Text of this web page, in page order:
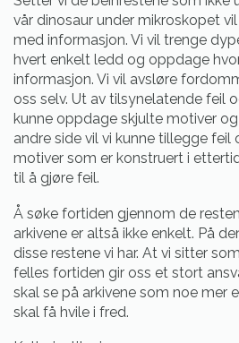
vår dinosaur under mikroskopet
med informasjon. Vi vil trenge
hvert enkelt ledd og oppdage
informasjon. Vi vil avsløre
oss selv. Ut av tilsynelatende feil
kunne oppdage skjulte motiver
andre side vil vi kunne tillegge
motiver som er konstruert i
til å gjøre feil.
Å søke fortiden gjennom de
arkivene er altså ikke enkelt. På
disse restene vi har. At vi sitter
felles fortiden gir oss et stort
skal se på arkivene som noe mer
skal få hvile i fred.